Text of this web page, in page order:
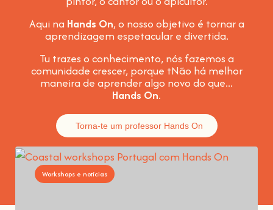
Aqui na Hands On, o nosso objetivo é tornar a
aprendizagem espetacular e divertida.
Tu trazes o conhecimento, nós fazemos a
comunidade crescer, porque tNão há melhor
maneira de aprender algo novo do que...
Hands On.
Torna-te um professor Hands On
Workshops e notícias